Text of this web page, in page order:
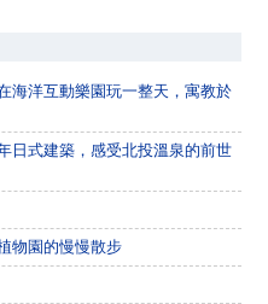
海洋互動樂園玩一整天，寓教於
日式建築，感受北投溫泉的前世
物園的慢慢散步